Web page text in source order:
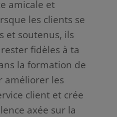
amicale et
les clients se
et soutenus, ils
fidèles à ta
la formation de
améliorer les
client et crée
axée sur la